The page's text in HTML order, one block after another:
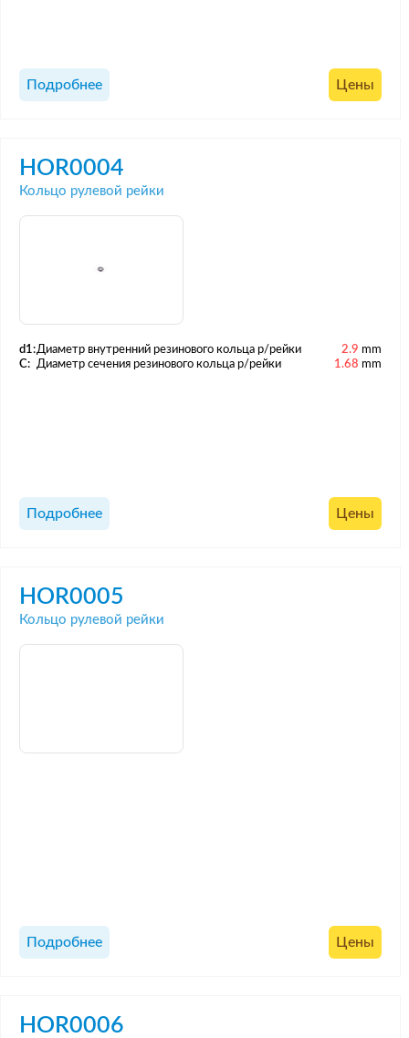
Подробнее Цены
HOR0004
Кольцо рулевой рейки
d1:Диаметр внутренний резинового кольца р/рейки 2.9 mm
C:
Диаметр сечения резинового кольца р/рейки 1.68 mm
Подробнее Цены
HOR0005
Кольцо рулевой рейки
Подробнее Цены
HOR0006